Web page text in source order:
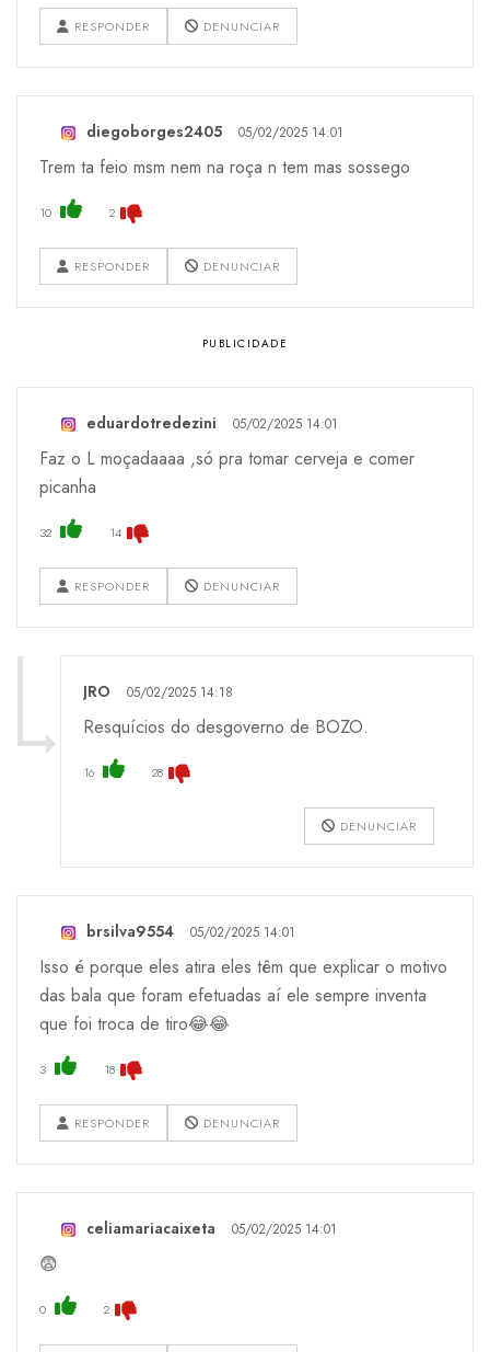
RESPONDER DENUNCIAR
diegoborges2405 05/02/2025 14:01
Trem ta feio msm nem na roça n tem mas sossego
10 2
RESPONDER DENUNCIAR
eduardotredezini 05/02/2025 14:01
Faz o L moçadaaaa ,só pra tomar cerveja e comer
picanha
32 14
RESPONDER DENUNCIAR
JRO 05/02/2025 14:18
Resquícios do desgoverno de BOZO.
16 28
DENUNCIAR
brsilva9554 05/02/2025 14:01
Isso é porque eles atira eles têm que explicar o motivo
das bala que foram efetuadas aí ele sempre inventa
que foi troca de tiro😂😂
3 18
RESPONDER DENUNCIAR
celiamariacaixeta 05/02/2025 14:01
😨
0 2